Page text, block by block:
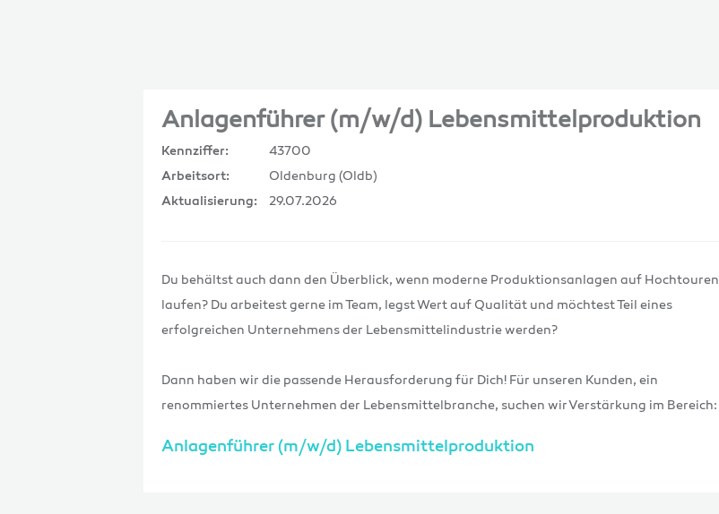
Anlagenführer (m/w/d) Lebensmittelproduktion
Kennziffer: 43700
Arbeitsort: Oldenburg (Oldb)
Aktualisierung: 29.07.2026
Du behältst auch dann den Überblick, wenn moderne Produktionsanlagen auf Hochtouren
laufen? Du arbeitest gerne im Team, legst Wert auf Qualität und möchtest Teil eines
erfolgreichen Unternehmens der Lebensmittelindustrie werden?
Dann haben wir die passende Herausforderung für Dich! Für unseren Kunden, ein
renommiertes Unternehmen der Lebensmittelbranche, suchen wir Verstärkung im Bereich:
Anlagenführer (m/w/d) Lebensmittelproduktion